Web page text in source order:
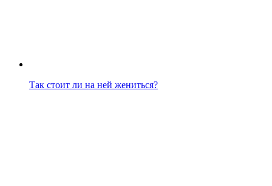
Так стоит ли на ней жениться?